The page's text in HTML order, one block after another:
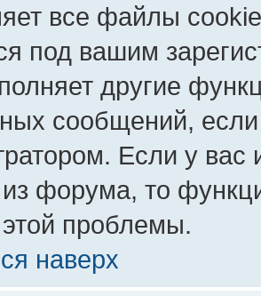
все файлы
под вашим
другие
сообщений,
Если у
форума, то
проблемы.
наверх